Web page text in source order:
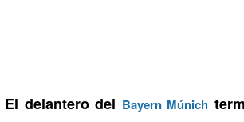
El delantero del Bayern Múnich